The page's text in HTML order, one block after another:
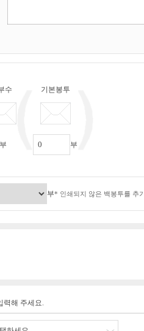
수
부
기본봉투
부
부* 인쇄되지 않은 백봉투를 추
력해 주세요.